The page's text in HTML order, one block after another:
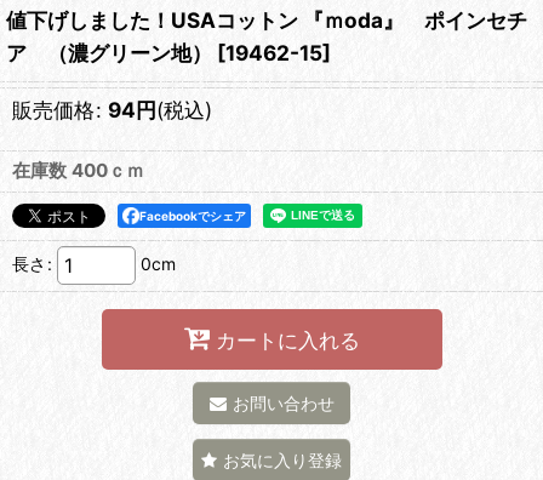
値下げしました！USAコットン 『ｍoda』 ポインセチ
ア （濃グリーン地）
[19462-15]
販売価格: 94円(税込)
在庫数 400ｃｍ
Facebookでシェア
長さ : 0cm
カートに入れる
お問い合わせ
お気に入り登録